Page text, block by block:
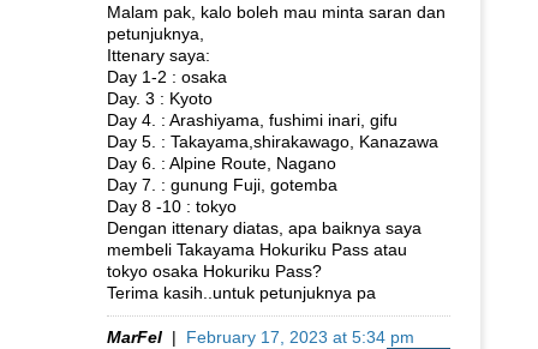
Malam pak, kalo boleh mau minta saran dan
petunjuknya,
Ittenary saya:
Day 1-2 : osaka
Day. 3 : Kyoto
Day 4. : Arashiyama, fushimi inari, gifu
Day 5. : Takayama,shirakawago, Kanazawa
Day 6. : Alpine Route, Nagano
Day 7. : gunung Fuji, gotemba
Day 8 -10 : tokyo
Dengan ittenary diatas, apa baiknya saya
membeli Takayama Hokuriku Pass atau
tokyo osaka Hokuriku Pass?
Terima kasih..untuk petunjuknya pa
MarFel | February 17, 2023 at 5:34 pm